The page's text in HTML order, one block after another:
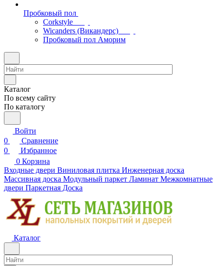
Пробковый пол
Corkstyle
Wicanders (Викандерс)
Пробковый пол Аморим
Каталог
По всему сайту
По каталогу
Войти
0
Сравнение
0
Избранное
0 Корзина
Входные двери Виниловая плитка Инженерная доска
Массивная доска Модульный паркет Ламинат Межкомнатные
двери Паркетная Доска
Каталог